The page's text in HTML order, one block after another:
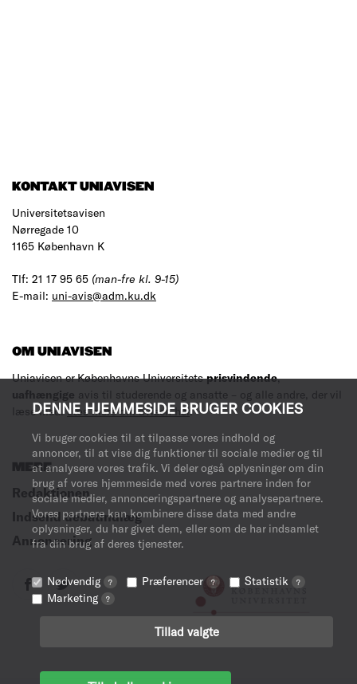
DENNE HJEMMESIDE BRUGER COOKIES
Vi bruger cookies til at tilpasse vores indhold og
annoncer, til at vise dig funktioner til sociale medier og til
at analysere vores trafik. Vi deler også oplysninger om din
brug af vores hjemmeside med vores partnere inden for
sociale medier, annonceringspartnere og analysepartnere.
Vores partnere kan kombinere disse data med andre
oplysninger, du har givet dem, eller som de har indsamlet
fra din brug af deres tjenester.
Nødvendig ? Præferencer ? Statistik ?
Marketing ?
Tillad valgte
KONTAKT UNIAVISEN
Universitetsavisen
Nørregade 10
1165 København K
Tlf: 21 17 95 65 (man-fre kl. 9-15)
E-mail: uni-avis@adm.ku.dk
OM UNIAVISEN
Uniavisen er Københavns Universitetsprisvindende,
uafhængige avis til studerende og ansatte – og alle andre, der vil
læse med.Læs mere om avisen her.
MERE
Redaktionen
Indsend debatindlæg
Annoncering